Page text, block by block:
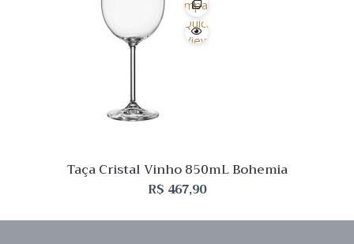
Comparar
Quick
View
Taça Cristal Vinho 850mL Bohemia
R$ 467,90